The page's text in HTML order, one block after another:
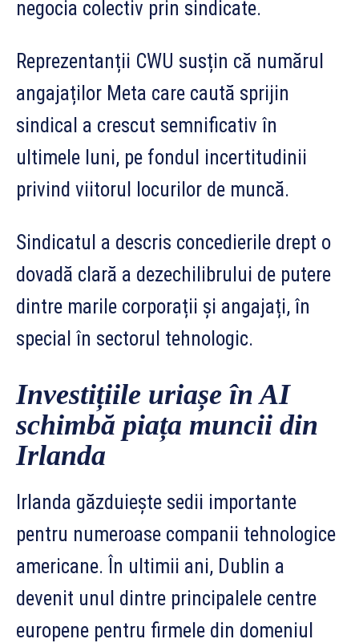
negocia colectiv prin sindicate.
Reprezentanții CWU susțin că numărul
angajaților Meta care caută sprijin
sindical a crescut semnificativ în
ultimele luni, pe fondul incertitudinii
privind viitorul locurilor de muncă.
Sindicatul a descris concedierile drept o
dovadă clară a dezechilibrului de putere
dintre marile corporații și angajați, în
special în sectorul tehnologic.
Investițiile uriașe în AI
schimbă piața muncii din
Irlanda
Irlanda găzduiește sedii importante
pentru numeroase companii tehnologice
americane. În ultimii ani, Dublin a
devenit unul dintre principalele centre
europene pentru firmele din domeniul